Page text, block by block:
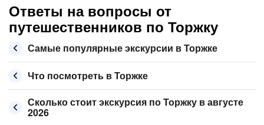
Ответы на вопросы от
путешественников по Торжку
Самые популярные экскурсии в Торжке
Что посмотреть в Торжке
Сколько стоит экскурсия по Торжку в августе
2026